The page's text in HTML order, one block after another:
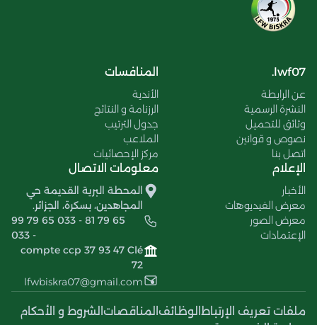
lwf07.
عن الرابطة
النشرة الرسمية
وثائق للتحميل
نصوص و قوانين
اتصل بنا
المنافسات
الأندية
الرزنامة و النتائج
جدول الترتيب
الملاعب
مركز الإحصائيات
الإعلام
الأخبار
معرض الفيديوهات
معرض الصور
الإعتمادات
معلومات الاتصال
المحطة البرية القديمة حي
المجاهدين، بسكرة، الجزائر.
99 79 65 033 - 81 79 65
033 -
compte ccp 37 93 47 Clé
72
lfwbiskra07@gmail.com
ملفات تعريف الإرتباط الوظائف المناقصات الشروط و الأحكام